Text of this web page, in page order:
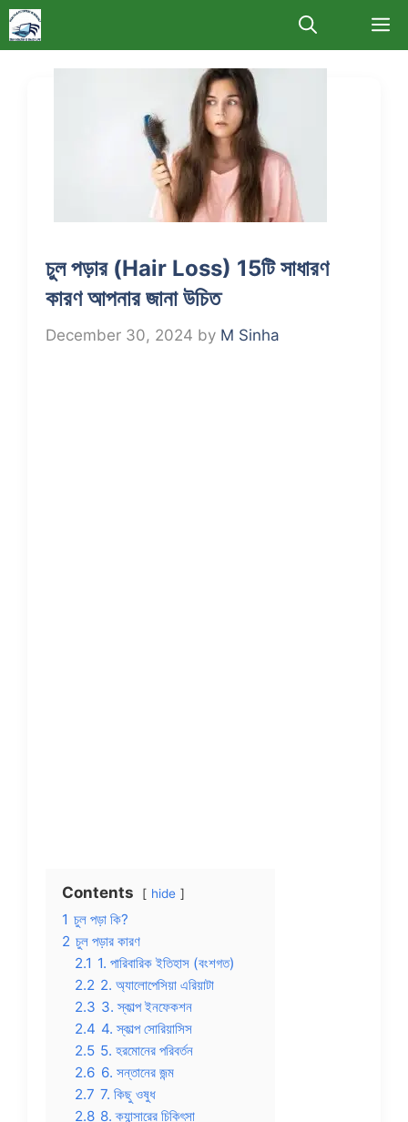
Skip
to
content
চুল পড়ার (Hair Loss) 15টি সাধারণ
কারণ আপনার জানা উচিত
December 30, 2024 by M Sinha
Contents hide
1 চুল পড়া কি?
2 চুল পড়ার কারণ
2.1 1. পারিবারিক ইতিহাস (বংশগত)
2.2 2. অ্যালোপেসিয়া এরিয়াটা
2.3 3. স্কাল্প ইনফেকশন
2.4 4. স্কাল্প সোরিয়াসিস
2.5 5. হরমোনের পরিবর্তন
2.6 6. সন্তানের জন্ম
2.7 7. কিছু ওষুধ
2.8 8. ক্যান্সারের চিকিৎসা